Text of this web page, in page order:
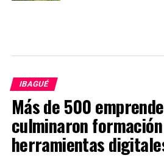
IBAGUÉ
Más de 500
culminaron
herramientas